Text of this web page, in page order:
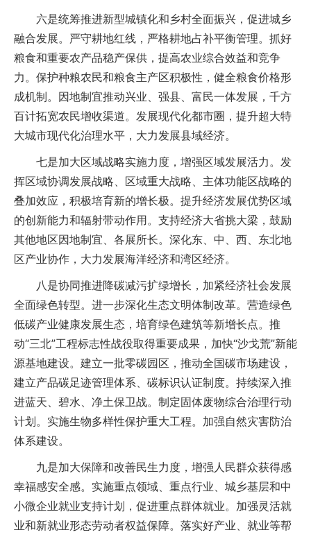
六是统筹推进新型城镇化和乡村全面振兴，促进城乡
融合发展。严守耕地红线，严格耕地占补平衡管理。抓好
粮食和重要农产品稳产保供，提高农业综合效益和竞争
力。保护种粮农民和粮食主产区积极性，健全粮食价格形
成机制。因地制宜推动兴业、强县、富民一体发展，千方
百计拓宽农民增收渠道。发展现代化都市圈，提升超大特
大城市现代化治理水平，大力发展县域经济。
七是加大区域战略实施力度，增强区域发展活力。发
挥区域协调发展战略、区域重大战略、主体功能区战略的
叠加效应，积极培育新的增长极。提升经济发展优势区域
的创新能力和辐射带动作用。支持经济大省挑大梁，鼓励
其他地区因地制宜、各展所长。深化东、中、西、东北地
区产业协作，大力发展海洋经济和湾区经济。
八是协同推进降碳减污扩绿增长，加紧经济社会发展
全面绿色转型。进一步深化生态文明体制改革。营造绿色
低碳产业健康发展生态，培育绿色建筑等新增长点。推
动“三北”工程标志性战役取得重要成果，加快“沙戈荒”新能
源基地建设。建立一批零碳园区，推动全国碳市场建设，
建立产品碳足迹管理体系、碳标识认证制度。持续深入推
进蓝天、碧水、净土保卫战。制定固体废物综合治理行动
计划。实施生物多样性保护重大工程。加强自然灾害防治
体系建设。
九是加大保障和改善民生力度，增强人民群众获得感
幸福感安全感。实施重点领域、重点行业、城乡基层和中
小微企业就业支持计划，促进重点群体就业。加强灵活就
业和新就业形态劳动者权益保障。落实好产业、就业等帮